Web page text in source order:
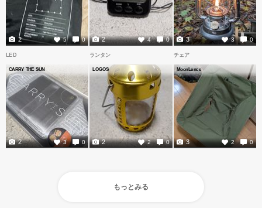
5 0
2 4 0
2 3 0
3
LED
CARRY THE SUN
3 0
2
ランタン
LOGOS
2 0
2
チェア
MoonLence
2 0
3
もっとみる